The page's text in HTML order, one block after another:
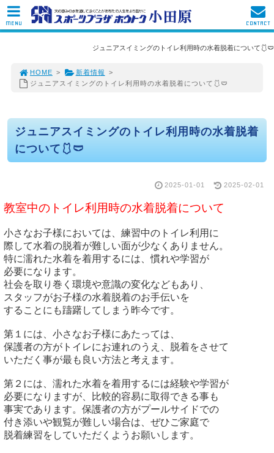
ジュニアスイミングのトイレ利用時の水着脱着について🩱🩲
HOME > 新着情報
>
ジュニアスイミングのトイレ利用時の水着脱着について🩱🩲
ジュニアスイミングのトイレ利用時の水着脱着
について🩱🩲
2025-01-01 2025-02-01
教室中のトイレ利用時の水着脱着について
小さなお子様においては、練習中のトイレ利用に
際して水着の脱着が難しい面が少なくありません。
特に濡れた水着を着用するには、慣れや学習が
必要になります。
社会を取り巻く環境や意識の変化などもあり、
スタッフがお子様の水着脱着のお手伝いを
することにも躊躇してしまう昨今です。
第１には、小さなお子様にあたっては、
保護者の方がトイレにお連れのうえ、脱着をさせて
いただく事が最も良い方法と考えます。
第２には、濡れた水着を着用するには経験や学習が
必要になりますが、比較的容易に取得できる事も
事実であります。保護者の方がプールサイドでの
付き添いや観覧が難しい場合は、ぜひご家庭で
脱着練習をしていただくようお願いします。
MENU CONTACT